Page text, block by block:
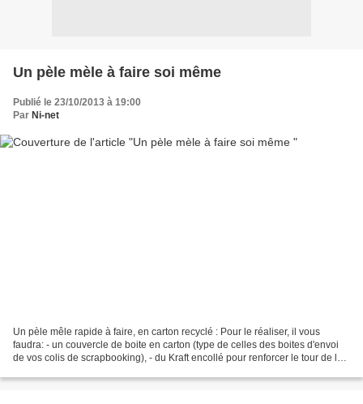
Un pèle mèle à faire soi même
Publié le 23/10/2013 à 19:00
Par Ni-net
Un pèle mêle rapide à faire, en carton recyclé : Pour le réaliser, il vous
faudra: - un couvercle de boite en carton (type de celles des boites d'envoi
de vos colis de scrapbooking), - du Kraft encollé pour renforcer le tour de la